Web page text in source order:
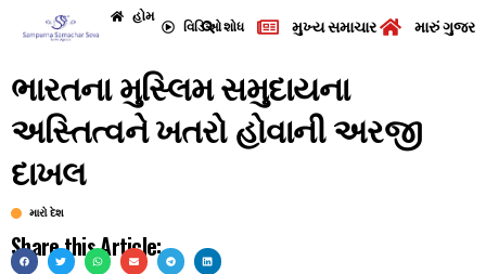
હોમ
વિડિઓશોધ મુખ્ય સમાચાર મારું
ભારતના મુસ્લિમ સમુદાયના
અસ્તિત્વને ખતરો હોવાની અરજી
દાખલ
મારો દેશ
Share this Article: